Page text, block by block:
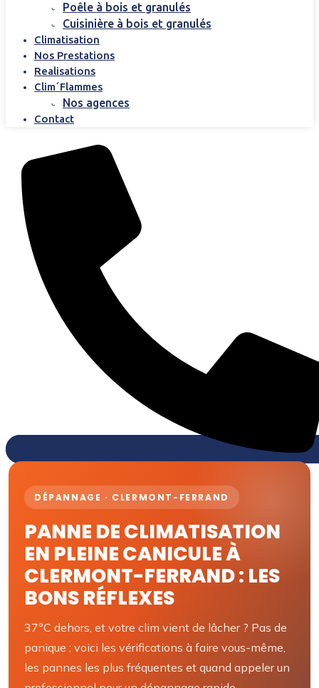
Poêle à bois et granulés
Cuisinière à bois et granulés
Climatisation
Nos Prestations
Realisations
Clim´Flammes
Nos agences
Contact
DÉPANNAGE · CLERMONT-FERRAND
PANNE DE CLIMATISATION
EN PLEINE CANICULE À
CLERMONT-FERRAND : LES
BONS RÉFLEXES
37°C dehors, et votre clim vient de lâcher ? Pas de
panique : voici les vérifications à faire vous-même,
les pannes les plus fréquentes et quand appeler un